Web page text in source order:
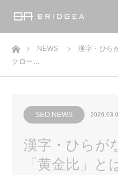
ホームNEWS
漢字・ひら
クロー…
SEO NEWS
漢字・ひらが
「黄金比」